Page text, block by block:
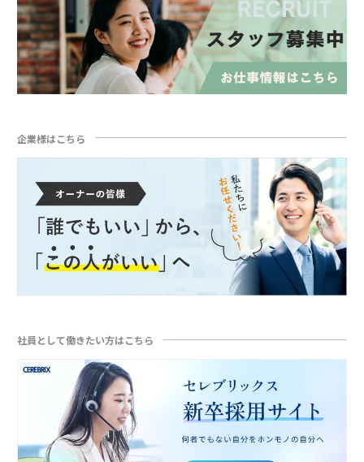
企業様はこちら
社員として働きたい方はこちら